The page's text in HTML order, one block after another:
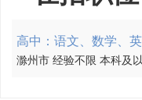
滁州市 经验不限 本科及